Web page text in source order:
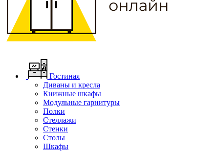
Гостиная
Диваны и кресла
Книжные шкафы
Модульные гарнитуры
Полки
Стеллажи
Стенки
Столы
Шкафы